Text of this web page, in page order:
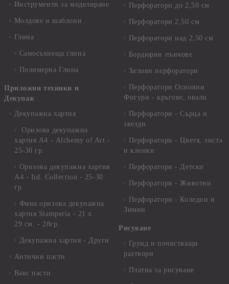
Инструменти за моделиране
Молдове и шаблони
Глина
Самосъхнеща глина
Полимерна Глина
Приложни техники и
Декупаж
Декупажна хартия
Оризова декупажна
хартия А4 - Alchemy of Art -
25-30 гр.
Оризова декупажна хартия
А4 - Itd. Collection - 25-30
гр.
Фина оризова декупажна
хартия Stamperia - 21 х
29.см. - 28гр.
Декупажна хартия - Други
Антични пасти
Вакс пасти
Перфоратори до 2,50 см
Перфоратори 2,50 см
Перфоратори над 2,50 см
Бордюрни пънчове
Ъглови перфоратори
Перфоратори Основни
Фигури - кръгове, овали
Перфоратори - Сърца и
звезди
Перфоратори - Цветя, листа
и клонки
Перфоратори - Детски
Перфоратори - Животни
Перфоратори - Коледни и
Зимни
Рисуване
Грунд и почистващи
разтвори
Платна за рисуване